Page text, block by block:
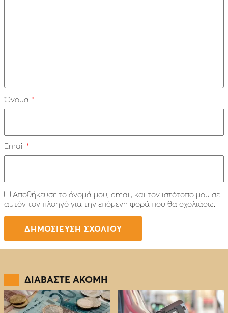
Όνομα *
Email *
Αποθήκευσε το όνομά μου, email, και τον ιστότοπο μου σε
αυτόν τον πλοηγό για την επόμενη φορά που θα σχολιάσω.
ΔΙΑΒΑΣΤΕ ΑΚΟΜΗ